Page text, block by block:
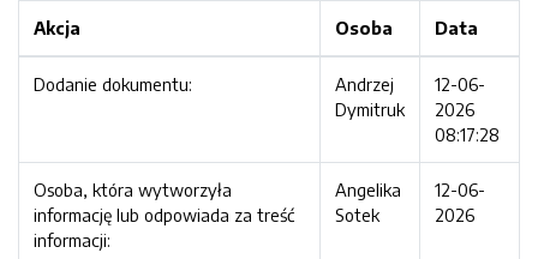
Akcja Osoba Data
Dodanie dokumentu:
Andrzej
Dymitruk
12-06-
2026
08:17:28
Osoba, która wytworzyła
informację lub odpowiada za treść
informacji:
Angelika
Sotek
12-06-
2026